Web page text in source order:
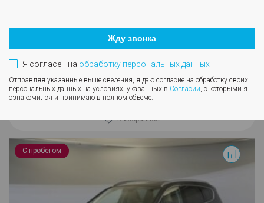
3 725 000
Кредит от 24 958 ₽/мес.
Подробнее
В избранное
С пробегом
Santa Fe
Жду звонка
Я согласен на обработку персональных данных
Отправляя указанные выше сведения, я даю согласие на обработку своих
персональных данных на условиях, указанных в Согласии , с которыми я
ознакомился и принимаю в полном объеме.